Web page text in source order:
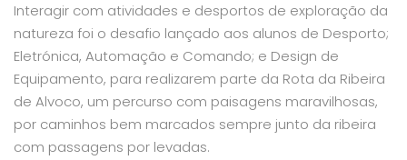
Interagir com atividades e desportos de exploração da
natureza foi o desafio lançado aos alunos de Desporto;
Eletrónica, Automação e Comando; e Design de
Equipamento, para realizarem parte da Rota da Ribeira
de Alvoco, um percurso com paisagens maravilhosas,
por caminhos bem marcados sempre junto da ribeira
com passagens por levadas.